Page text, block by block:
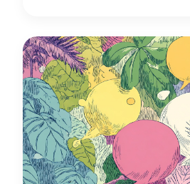
cohérente sur plusieurs plateformes.